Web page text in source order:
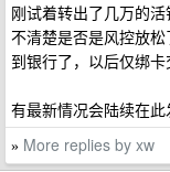
刚试着转出了几万的
不清楚是否是风控放
到银行了，以后仅绑
有最新情况会陆续在
» More replies by xw